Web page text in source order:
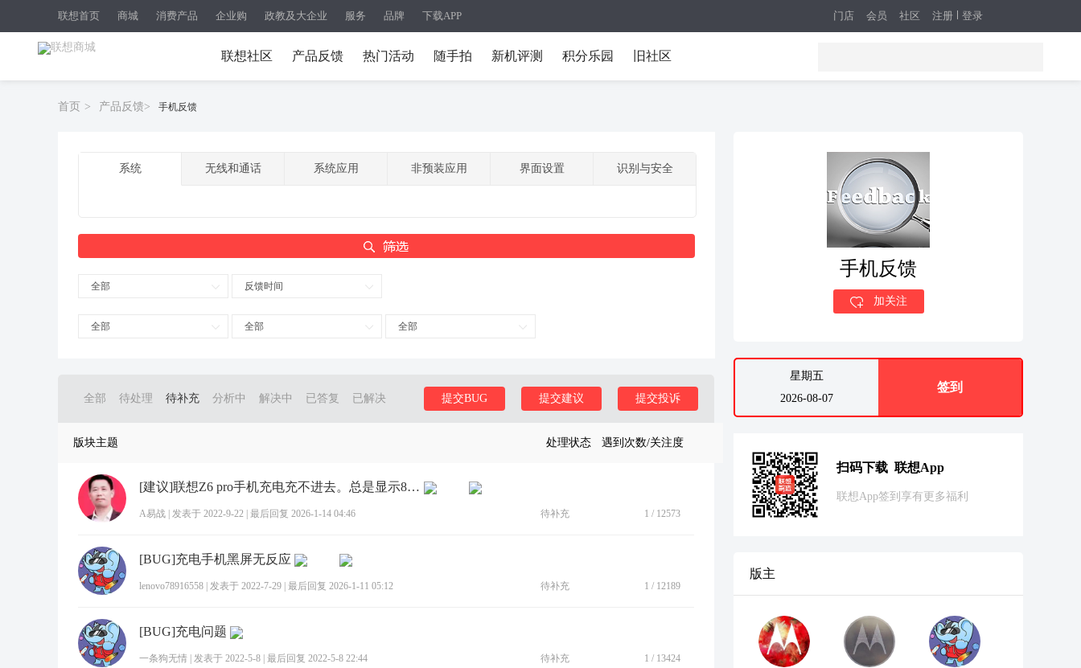
联想首页 商城 消费产品 企业购 政教及大企业 服务 品牌 下载APP 注册 登录
门店 会员 社区
联想社区 产品反馈 热门活动 随手拍 新机评测 积分乐园 旧社区
首页 > 产品反馈> 手机反馈
系统 无线和通话 系统应用 非预装应用 界面设置 识别与安全
全部 反馈时间
全部 全部 全部
全部 待处理 待补充 分析中 解决中 已答复 已解决 提交投诉
提交建议
提交BUG
版块主题 处理状态 遇到次数/关注度
[建议]联想Z6 pro手机充电充不进去。总是显示8%的电量。
A易战 发表于 2022-9-22 最后回复 2026-1-14 04:46 待补充 1 / 12573
[BUG]充电手机黑屏无反应
lenovo78916558 发表于 2022-7-29 最后回复 2026-1-11 05:12 待补充 1 / 12189
[BUG]充电问题
一条狗无情 发表于 2022-5-8 最后回复 2022-5-8 22:44 待补充 1 / 13424
手机反馈
加关注
星期五
2026-08-07
签到
扫码下载 联想App
联想App签到享有更多福利
版主